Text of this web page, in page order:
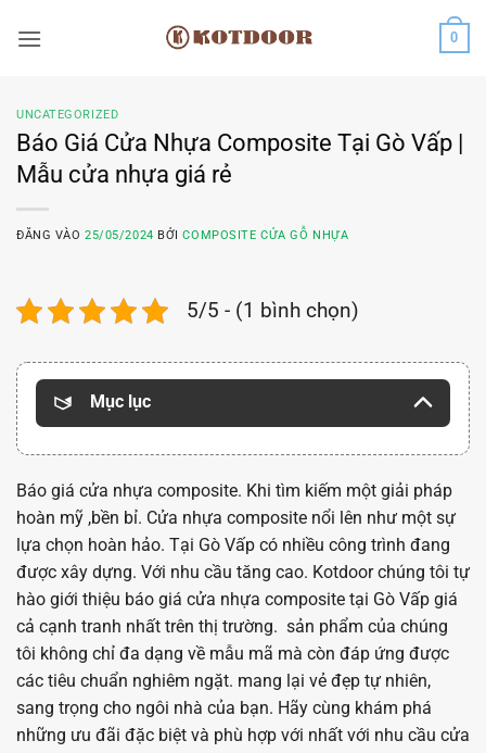
qua
0
UNCATEGORIZED
Báo Giá Cửa Nhựa Composite Tại Gò Vấp |
Mẫu cửa nhựa giá rẻ
ĐĂNG VÀO25/05/2024 BỞICOMPOSITE CỬA GỖ NHỰA
5/5 - (1 bình chọn)
Mục lục
Báo giá cửa nhựa composite. Khi tìm kiếm một giải pháp
hoàn mỹ ,bền bỉ. Cửa nhựa composite nổi lên như một sự
lựa chọn hoàn hảo. Tại Gò Vấp có nhiều công trình đang
được xây dựng. Với nhu cầu tăng cao. Kotdoor chúng tôi tự
hào giới thiệu báo giá cửa nhựa composite tại Gò Vấp giá
cả cạnh tranh nhất trên thị trường. sản phẩm của chúng
tôi không chỉ đa dạng về mẫu mã mà còn đáp ứng được
các tiêu chuẩn nghiêm ngặt. mang lại vẻ đẹp tự nhiên,
sang trọng cho ngôi nhà của bạn. Hãy cùng khám phá
những ưu đãi đặc biệt và phù hợp với nhất với nhu cầu cửa